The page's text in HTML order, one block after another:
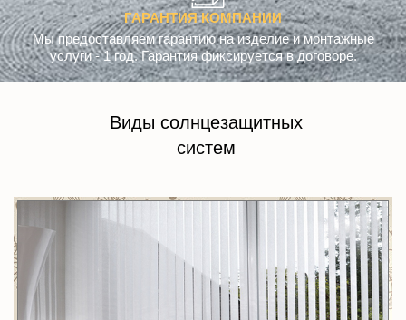
ГАРАНТИЯ КОМПАНИИ
Мы предоставляем гарантию на изделие и монтажные
услуги - 1 год. Гарантия фиксируется в договоре.
Виды солнцезащитных
систем